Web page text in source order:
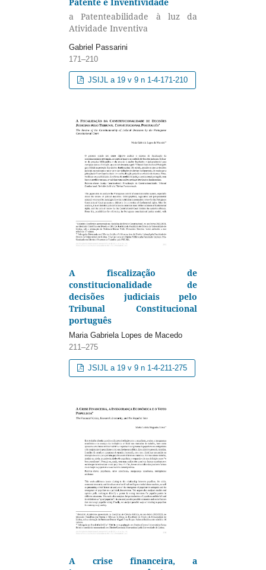
a Patenteabilidade à luz da
Atividade Inventiva
Gabriel Passarini
171–210
JSIJL a 19 v 9 n 1-4-171-210
A fiscalização de
constitucionalidade de
decisões judiciais pelo
Tribunal Constitucional
português
Maria Gabriela Lopes de Macedo
211–275
JSIJL a 19 v 9 n 1-4-211-275
A crise financeira, a